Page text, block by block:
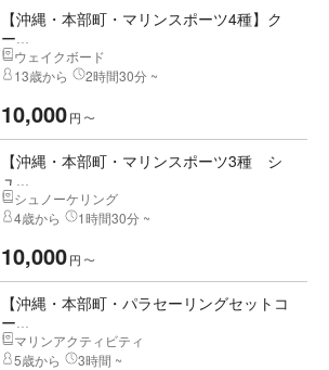
【沖縄・本部町・マリンスポーツ4種】ク
ー...
ウェイクボード
13歳から
2時間30分 ~
10,000円 〜
【沖縄・本部町・マリンスポーツ3種 シ
ュ...
シュノーケリング
4歳から
1時間30分 ~
10,000円 〜
【沖縄・本部町・パラセーリングセットコ
ー...
マリンアクティビティ
5歳から
3時間 ~